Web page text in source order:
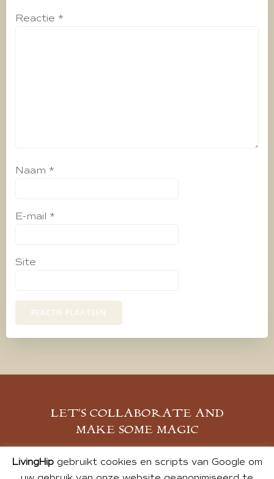
Reactie *
Naam *
E-mail *
Site
LET’S COLLABORATE AND
MAKE SOME MAGIC
MELD JE AAN
LivingHipgebruikt cookies en scripts van Google om